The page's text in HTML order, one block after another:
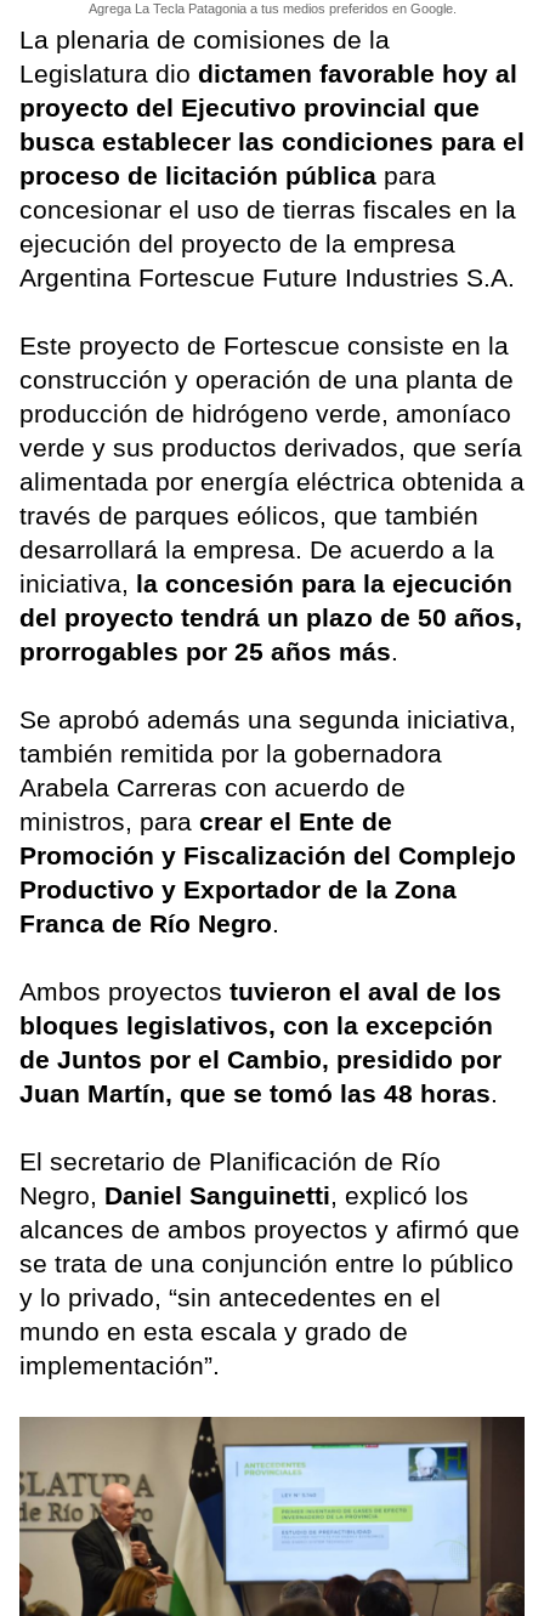
Agrega La Tecla Patagonia a tus medios preferidos en Google.
La plenaria de comisiones de la
Legislatura dio dictamen favorable hoy al
proyecto del Ejecutivo provincial que
busca establecer las condiciones para el
proceso de licitación pública para
concesionar el uso de tierras fiscales en la
ejecución del proyecto de la empresa
Argentina Fortescue Future Industries S.A.
Este proyecto de Fortescue consiste en la
construcción y operación de una planta de
producción de hidrógeno verde, amoníaco
verde y sus productos derivados, que sería
alimentada por energía eléctrica obtenida a
través de parques eólicos, que también
desarrollará la empresa. De acuerdo a la
iniciativa, la concesión para la ejecución
del proyecto tendrá un plazo de 50 años,
prorrogables por 25 años más.
Se aprobó además una segunda iniciativa,
también remitida por la gobernadora
Arabela Carreras con acuerdo de
ministros, para crear el Ente de
Promoción y Fiscalización del Complejo
Productivo y Exportador de la Zona
Franca de Río Negro.
Ambos proyectos tuvieron el aval de los
bloques legislativos, con la excepción
de Juntos por el Cambio, presidido por
Juan Martín, que se tomó las 48 horas.
El secretario de Planificación de Río
Negro, Daniel Sanguinetti, explicó los
alcances de ambos proyectos y afirmó que
se trata de una conjunción entre lo público
y lo privado, “sin antecedentes en el
mundo en esta escala y grado de
implementación”.